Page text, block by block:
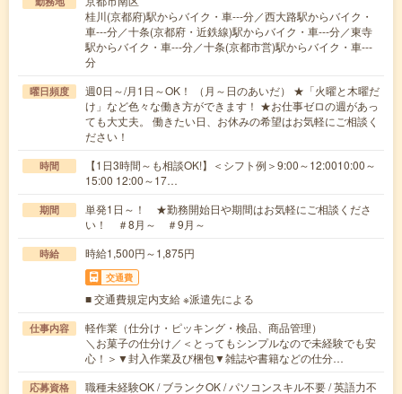
桂川(京都府)駅からバイク・車---分／西大路駅からバイク・
車---分／十条(京都府・近鉄線)駅からバイク・車---分／東寺
駅からバイク・車---分／十条(京都市営)駅からバイク・車---
分
曜日頻度
週0日～/月1日～OK！ （月～日のあいだ） ★「火曜と木曜だ
け」など色々な働き方ができます！ ★お仕事ゼロの週があっ
ても大丈夫。 働きたい日、お休みの希望はお気軽にご相談く
ださい！
時間
【1日3時間～も相談OK!】＜シフト例＞9:00～12:0010:00～
15:00 12:00～17…
期間
単発1日～！ ★勤務開始日や期間はお気軽にご相談くださ
い！ ＃8月～ ＃9月～
時給 時給1,500円～1,875円
交通費
■ 交通費規定内支給 ※派遣先による
仕事内容
軽作業（仕分け・ピッキング・検品、商品管理）
＼お菓子の仕分け／＜とってもシンプルなので未経験でも安
心！＞▼封入作業及び梱包▼雑誌や書籍などの仕分…
応募資格
職種未経験OK / ブランクOK / パソコンスキル不要 / 英語力不